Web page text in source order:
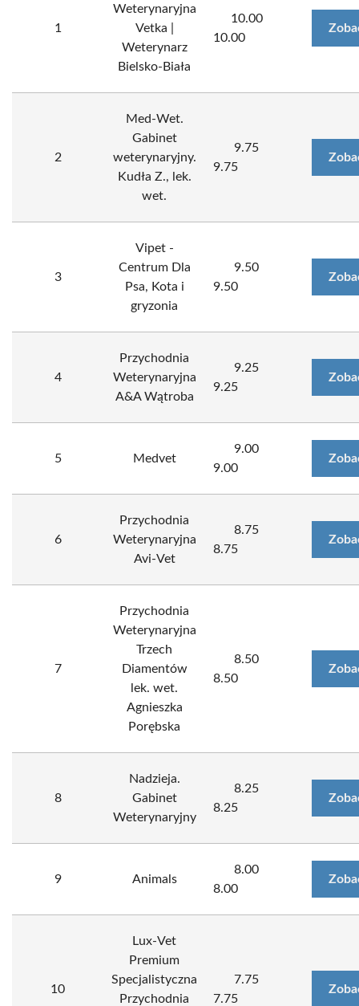
1
Weterynaryjna
Vetka |
Weterynarz
Bielsko-Biała
10.00
10.00
2
Med-Wet.
Gabinet
weterynaryjny.
Kudła Z., lek.
wet.
9.75
9.75
3
Vipet -
Centrum Dla
Psa, Kota i
gryzonia
9.50
9.50
4
Przychodnia
Weterynaryjna
A&A Wątroba
9.25
9.25
5 Medvet
9.00
9.00
6
Przychodnia
Weterynaryjna
Avi-Vet
8.75
8.75
7
Przychodnia
Weterynaryjna
Trzech
Diamentów
lek. wet.
Agnieszka
Porębska
8.50
8.50
8
Nadzieja.
Gabinet
Weterynaryjny
8.25
8.25
9 Animals
8.00
8.00
10
Lux-Vet
Premium
Specjalistyczna
Przychodnia
7.75
7.75